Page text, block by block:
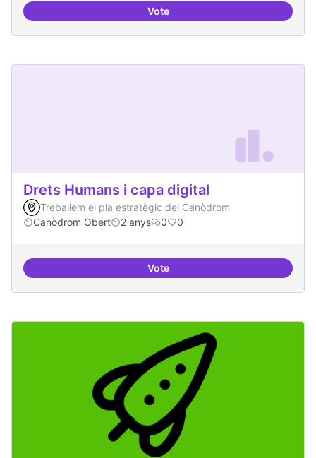
VoteFormació especialitzada en
Drets Humans i capa digital
Treballem el pla estratègic del Canòdrom
Canòdrom Obert
2 anys 0 0
VoteDrets Humans i capa digital